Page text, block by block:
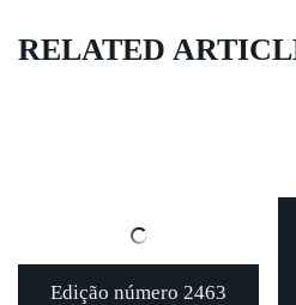
RELATED
Edição número 2463